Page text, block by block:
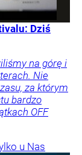
Dziś
na górę i
Nie
za którym
bardzo
OFF
u Nas